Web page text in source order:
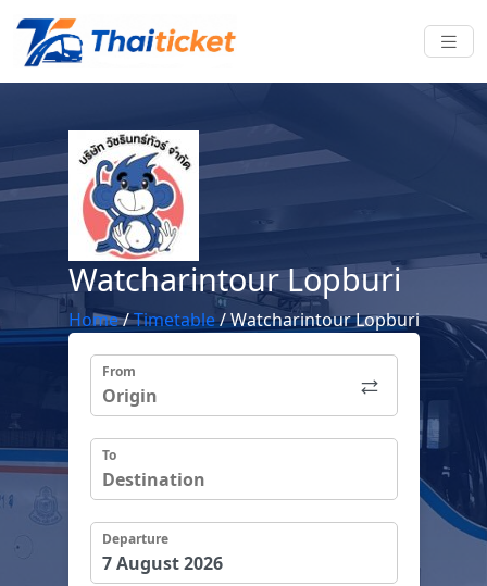
Watcharintour Lopburi
Home/Timetable/Watcharintour Lopburi
From
To
Departure